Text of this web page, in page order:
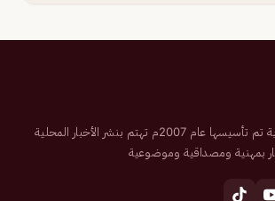
صحيفة إلكترونية سعودية تم تأسيسها عام 2007م تهتم بنشر الأخبار المحلية
بمهنية ومصداقية وموضوعية